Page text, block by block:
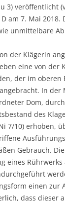
3) veröffentlicht
am 7. Mai
unmittelbare
der Klägerin
eine von der
der im
In
Dom,
des
7/10) erhoben,
Gebrauch.
eines
einen zur
dass dieser